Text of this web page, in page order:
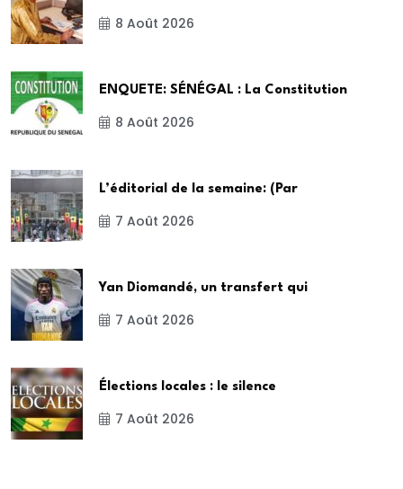
8 Août 2026
ENQUETE: SÉNÉGAL : La Constitution
8 Août 2026
L’éditorial de la semaine: (Par
7 Août 2026
Yan Diomandé, un transfert qui
7 Août 2026
Élections locales : le silence
7 Août 2026